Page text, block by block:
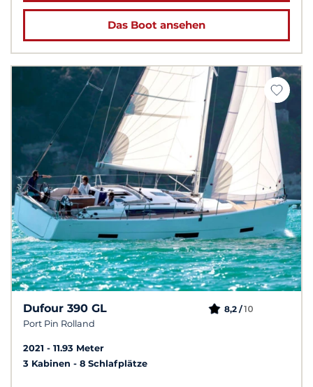
Das Boot ansehen
Dufour 390 GL
Port Pin Rolland
8,2 /10
2021
11.93 Meter
3 Kabinen
8 Schlafplätze